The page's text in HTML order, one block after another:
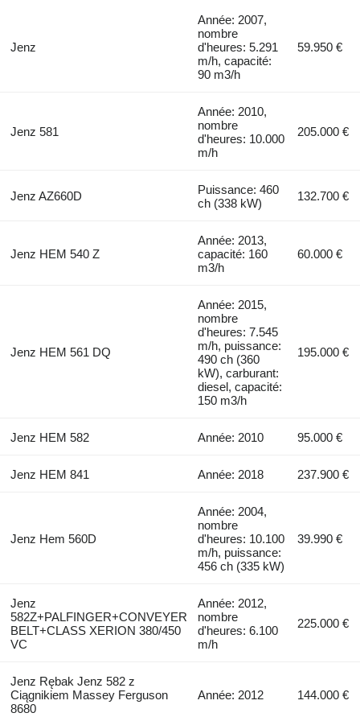
Jenz
Année: 2007,
nombre
d'heures: 5.291
m/h, capacité:
90 m3/h
59.950 €
Jenz 581
Année: 2010,
nombre
d'heures: 10.000
m/h
205.000 €
Jenz AZ660D
Puissance: 460
ch (338 kW)
132.700 €
Jenz HEM 540 Z
Année: 2013,
capacité: 160
m3/h
60.000 €
Jenz HEM 561 DQ
Année: 2015,
nombre
d'heures: 7.545
m/h, puissance:
490 ch (360
kW), carburant:
diesel, capacité:
150 m3/h
195.000 €
Jenz HEM 582 Année: 2010 95.000 €
Jenz HEM 841 Année: 2018 237.900 €
Jenz Hem 560D
Année: 2004,
nombre
d'heures: 10.100
m/h, puissance:
456 ch (335 kW)
39.990 €
Jenz
582Z+PALFINGER+CONVEYER
BELT+CLASS XERION 380/450
VC
Année: 2012,
nombre
d'heures: 6.100
m/h
225.000 €
Jenz Rębak Jenz 582 z
Ciągnikiem Massey Ferguson
8680
Année: 2012 144.000 €